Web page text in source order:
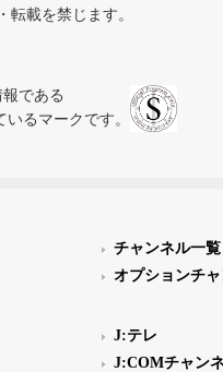
載を禁じます。
である
るマークです。
チャンネル一覧
オプションチ
J:テレ
J:COMチャン